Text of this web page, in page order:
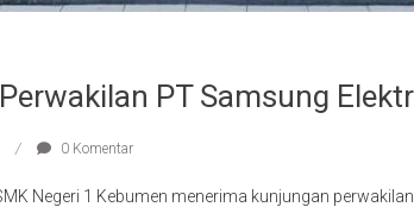
PT Samsung
0 Komentar
Negeri 1 Kebumen menerima kunjungan